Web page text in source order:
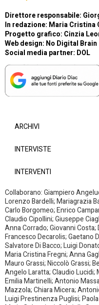
Direttore responsabile:
In redazione: Maria Cristina
Progetto grafico: Cinzia
Web design: No Digital Brain
Social media partner: DOL
ARCHIVI
INTERVISTE
INTERVENTI
Collaborano: Giampiero
Lorenzo Bardelli; Mariagrazia
Carlo Borgomeo; Enrico
Claudio Cipollini; Giuseppe
Anna Corrado; Giovanni Costa;
Francesco Decarolis; Gaetano
Salvatore Di Bacco; Luigi
Maria Cristina Fregni; Anna
Mauro Grassi; Niccolò Grassi;
Angelo Laratta; Claudio
Emilia Martinelli; Antonio
Mazzola; Chiara Micera;
Luigi Prestinenza Puglisi;